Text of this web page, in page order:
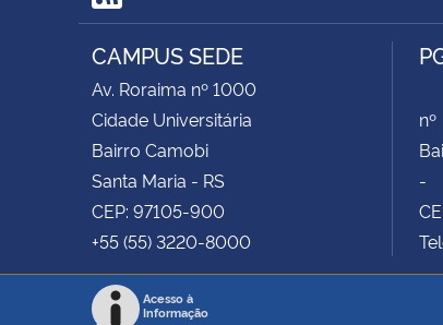
RSS
CAMPUS SEDE
Av. Roraima nº 1000
Cidade Universitária
Bairro Camobi
Santa Maria - RS
CEP: 97105-900
+55 (55) 3220-8000
nº
-
Acesso à
Informação